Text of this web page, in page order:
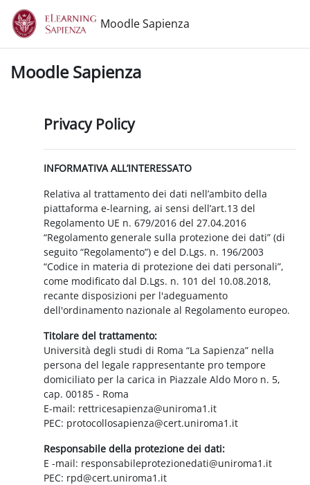
Vai al contenuto principale
Moodle Sapienza
Moodle Sapienza
Privacy Policy
INFORMATIVA ALL’INTERESSATO
Relativa al trattamento dei dati nell’ambito della
piattaforma e-learning, ai sensi dell’art.13 del
Regolamento UE n. 679/2016 del 27.04.2016
“Regolamento generale sulla protezione dei dati” (di
seguito “Regolamento”) e del D.Lgs. n. 196/2003
“Codice in materia di protezione dei dati personali”,
come modificato dal D.Lgs. n. 101 del 10.08.2018,
recante disposizioni per l'adeguamento
dell'ordinamento nazionale al Regolamento europeo.
Titolare del trattamento:
Università degli studi di Roma “La Sapienza” nella
persona del legale rappresentante pro tempore
domiciliato per la carica in Piazzale Aldo Moro n. 5,
cap. 00185 - Roma
E-mail: rettricesapienza@uniroma1.it
PEC: protocollosapienza@cert.uniroma1.it
Responsabile della protezione dei dati:
E -mail: responsabileprotezionedati@uniroma1.it
PEC: rpd@cert.uniroma1.it